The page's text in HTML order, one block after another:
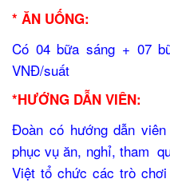
* ĂN UỐNG:
Có 04 bữa sáng + 07
VNĐ/suất
*HƯỚNG DẪN VIÊN:
Đoàn có hướng dẫn
phục vụ ăn, nghỉ, tham
Việt tổ chức các trò